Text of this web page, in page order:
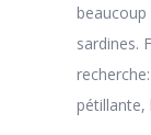
beaucoup
sardines.
pétillante,